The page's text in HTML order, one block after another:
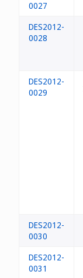
0027
DES2012-
0028
DES2012-
0029
DES2012-
0030
DES2012-
0031